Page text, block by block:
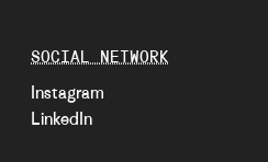
SOCIAL NETWORK
Instagram
LinkedIn